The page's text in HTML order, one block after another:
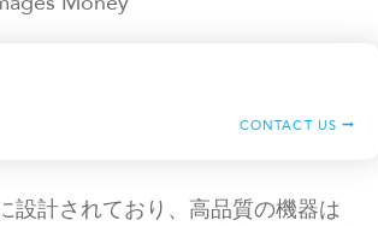
CONTACT US
設計されており、高品質の機器は